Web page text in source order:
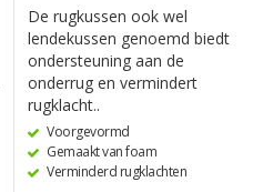
De rugkussen ook wel
lendekussen genoemd biedt
ondersteuning aan de
onderrug en vermindert
rugklacht..
Voorgevormd
Gemaakt van foam
Verminderd rugklachten